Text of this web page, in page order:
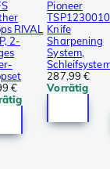
RIVAL
2-
€
Pioneer
TSP1230010
Knife
Sharpening
System,
287,99 €
Vorrätig